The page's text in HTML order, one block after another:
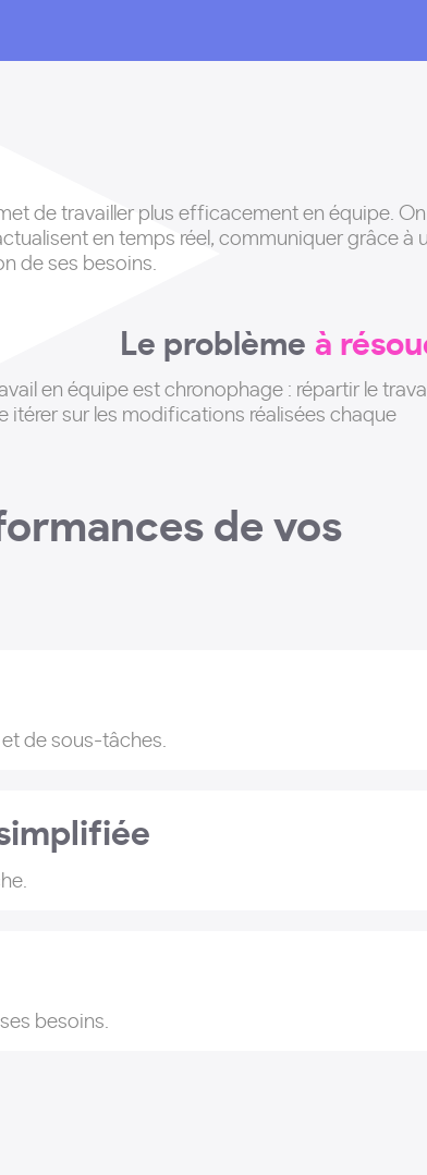
de travailler plus efficacement en équipe.
en temps réel, communiquer grâce à
de ses besoins.
Le problème à
en équipe est chronophage : répartir le
itérer sur les modifications réalisées chaque
de vos
de sous-tâches.
besoins.